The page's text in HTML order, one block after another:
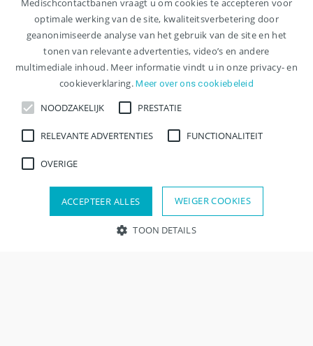
Philipsburg
32-40 uur , > 40 uur
Artsen overig , Chirurg
Bekijk vacature
Opslaan
AIOS chirurgie & subspecialisaties |
Duitsland
Medischcontactbanen vraagt u om cookies te accepteren voor
optimale werking van de site, kwaliteitsverbetering door
geanonimiseerde analyse van het gebruik van de site en het
tonen van relevante advertenties, video’s en andere
multimediale inhoud. Meer informatie vindt u in onze privacy- en
cookieverklaring.Meer over ons cookiebeleid
NOODZAKELIJK PRESTATIE
RELEVANTE ADVERTENTIES FUNCTIONALITEIT
OVERIGE
ACCEPTEER ALLES WEIGER COOKIES
TOON DETAILS